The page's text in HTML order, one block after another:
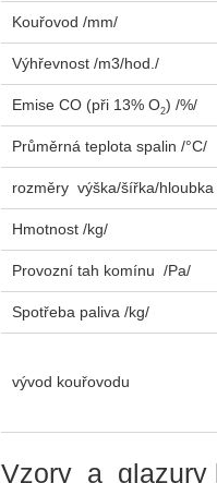
Kouřovod /mm/
Výhřevnost /m3/hod./
Emise CO (při 13% O2) /%/
Průměrná teplota spalin /°C/
rozměry výška/šířka/hloubka
Hmotnost /kg/
Provozní tah komínu /Pa/
Spotřeba paliva /kg/
vývod kouřovodu
Vzory a glazury